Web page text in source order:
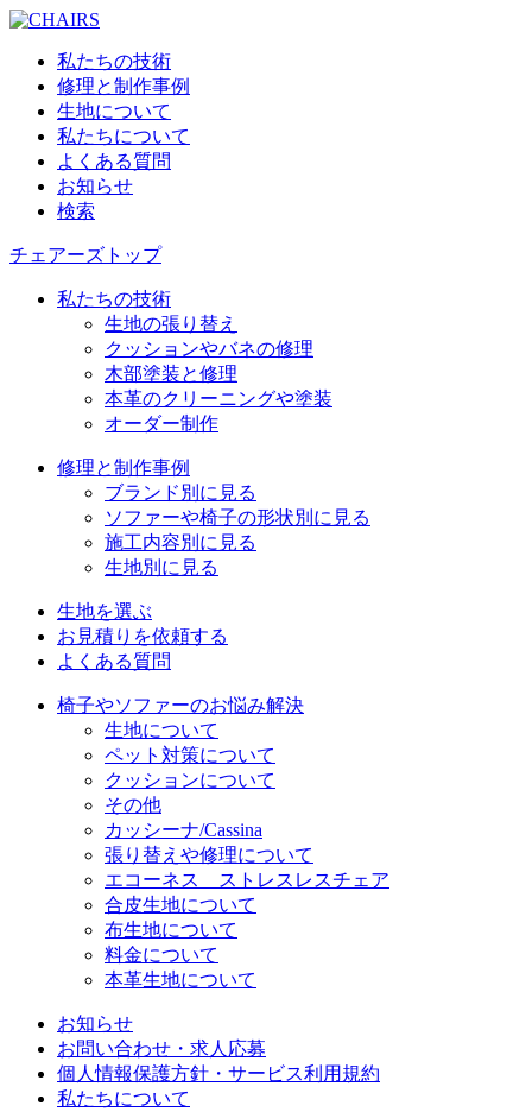
私たちの技術
修理と制作事例
生地について
私たちについて
よくある質問
お知らせ
検索
チェアーズトップ
私たちの技術
生地の張り替え
クッションやバネの修理
木部塗装と修理
本革のクリーニングや塗装
オーダー制作
修理と制作事例
ブランド別に見る
ソファーや椅子の形状別に見る
施工内容別に見る
生地別に見る
生地を選ぶ
お見積りを依頼する
よくある質問
椅子やソファーのお悩み解決
生地について
ペット対策について
クッションについて
その他
カッシーナ/Cassina
張り替えや修理について
エコーネス ストレスレスチェア
合皮生地について
布生地について
料金について
本革生地について
お知らせ
お問い合わせ・求人応募
個人情報保護方針・サービス利用規約
私たちについて